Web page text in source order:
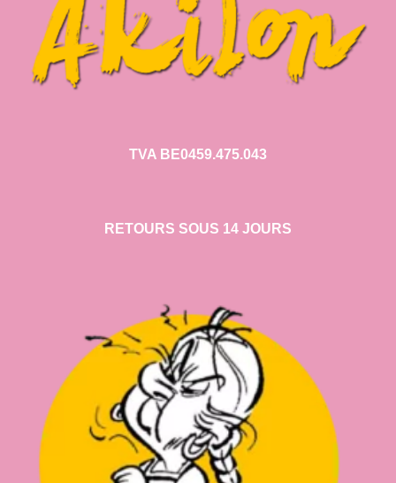
TVA BE0459.475.043
RETOURS SOUS 14 JOURS